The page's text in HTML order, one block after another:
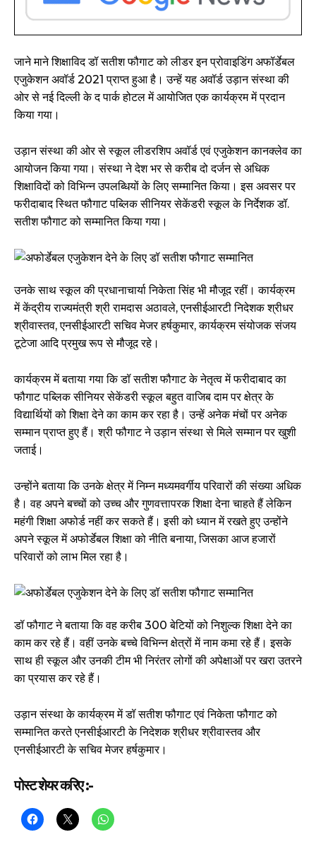
जाने माने शिक्षाविद डॉ सतीश फौगाट को लीडर इन प्रोवाइडिंग अफॉर्डेबल
एजुकेशन अवॉर्ड 2021 प्राप्त हुआ है। उन्हें यह अवॉर्ड उड़ान संस्था की
ओर से नई दिल्ली के द पार्क होटल में आयोजित एक कार्यक्रम में प्रदान
किया गया।
उड़ान संस्था की ओर से स्कूल लीडरशिप अवॉर्ड एवं एजुकेशन कानक्लेव का
आयोजन किया गया। संस्था ने देश भर से करीब दो दर्जन से अधिक
शिक्षाविदों को विभिन्न उपलब्धियों के लिए सम्मानित किया। इस अवसर पर
फरीदाबाद स्थित फौगाट पब्लिक सीनियर सेकेंडरी स्कूल के निर्देशक डॉ.
सतीश फौगाट को सम्मानित किया गया।
उनके साथ स्कूल की प्रधानाचार्या निकेता सिंह भी मौजूद रहीं। कार्यक्रम
में केंद्रीय राज्यमंत्री श्री रामदास अठावले, एनसीईआरटी निदेशक श्रीधर
श्रीवास्तव, एनसीईआरटी सचिव मेजर हर्षकुमार, कार्यक्रम संयोजक संजय
टूटेजा आदि प्रमुख रूप से मौजूद रहे।
कार्यक्रम में बताया गया कि डॉ सतीश फौगाट के नेतृत्व में फरीदाबाद का
फौगाट पब्लिक सीनियर सेकेंडरी स्कूल बहुत वाजिब दाम पर क्षेत्र के
विद्यार्थियों को शिक्षा देने का काम कर रहा है। उन्हें अनेक मंचों पर अनेक
सम्मान प्राप्त हुए हैं। श्री फौगाट ने उड़ान संस्था से मिले सम्मान पर खुशी
जताई।
उन्होंने बताया कि उनके क्षेत्र में निम्न मध्यमवर्गीय परिवारों की संख्या अधिक
है। वह अपने बच्चों को उच्च और गुणवत्तापरक शिक्षा देना चाहते हैं लेकिन
महंगी शिक्षा अफोर्ड नहीं कर सकते हैं। इसी को ध्यान में रखते हुए उन्होंने
अपने स्कूल में अफोर्डेबल शिक्षा को नीति बनाया, जिसका आज हजारों
परिवारों को लाभ मिल रहा है।
डॉ फौगाट ने बताया कि वह करीब 300 बेटियों को निशुल्क शिक्षा देने का
काम कर रहे हैं। वहीं उनके बच्चे विभिन्न क्षेत्रों में नाम कमा रहे हैं। इसके
साथ ही स्कूल और उनकी टीम भी निरंतर लोगों की अपेक्षाओं पर खरा उतरने
का प्रयास कर रहे हैं।
उड़ान संस्था के कार्यक्रम में डॉ सतीश फौगाट एवं निकेता फौगाट को
सम्मानित करते एनसीईआरटी के निदेशक श्रीधर श्रीवास्तव और
एनसीईआरटी के सचिव मेजर हर्षकुमार।
पोस्ट शेयर करिए :-